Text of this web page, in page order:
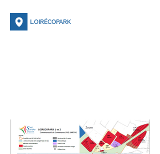
LOIRÉCOPARK